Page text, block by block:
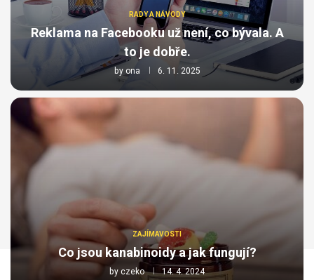
RADY A NÁVODY
Reklama na Facebooku už není, co bývala. A
to je dobře.
byona 6. 11. 2025
ZAJÍMAVOSTI
Co jsou kanabinoidy a jak fungují?
byczeko 14. 4. 2024